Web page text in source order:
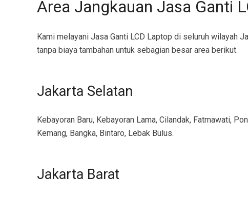
Area Jangkauan Jasa Ganti
Kami melayani Jasa Ganti LCD Laptop di seluruh wilayah
tanpa biaya tambahan untuk sebagian besar area berikut.
Jakarta Selatan
Kebayoran Baru, Kebayoran Lama, Cilandak, Fatmawati,
Kemang, Bangka, Bintaro, Lebak Bulus.
Jakarta Barat